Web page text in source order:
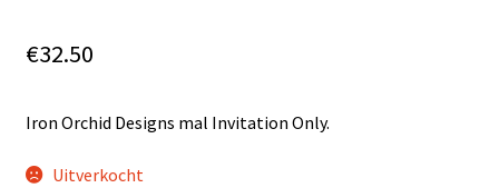
€32.50
Iron Orchid Designs mal Invitation Only.
Uitverkocht